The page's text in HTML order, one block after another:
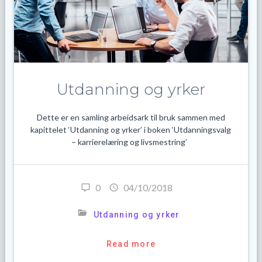
Utdanning og yrker
Dette er en samling arbeidsark til bruk sammen med
kapittelet ‘Utdanning og yrker’ i boken ‘Utdanningsvalg
– karrierelæring og livsmestring’
0 04/10/2018
Utdanning og yrker
Read more